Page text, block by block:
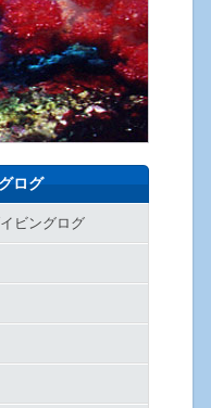
ログ
ビングログ